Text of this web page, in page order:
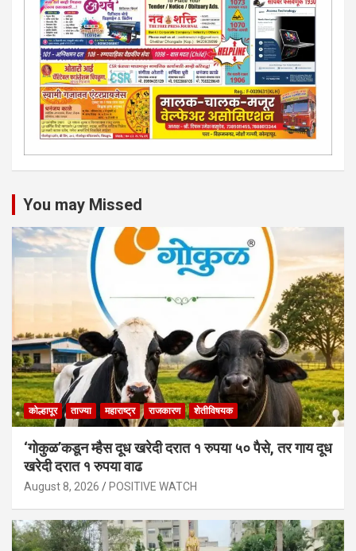
You may Missed
कोल्हापूर ताज्या महाराष्ट्र राजकारण शेतीविषयक
‘गोकुळ’कडून म्हैस दूध खरेदी दरात १ रुपया ५० पैसे, तर गाय दूध
खरेदी दरात १ रुपया वाढ
August 8, 2026 POSITIVE WATCH